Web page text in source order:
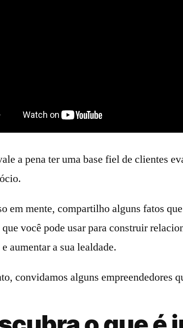
a pena ter uma base fiel de clientes
em mente, compartilho alguns fatos
que você pode usar para construir
aumentar a sua lealdade.
convidamos alguns empreendedores